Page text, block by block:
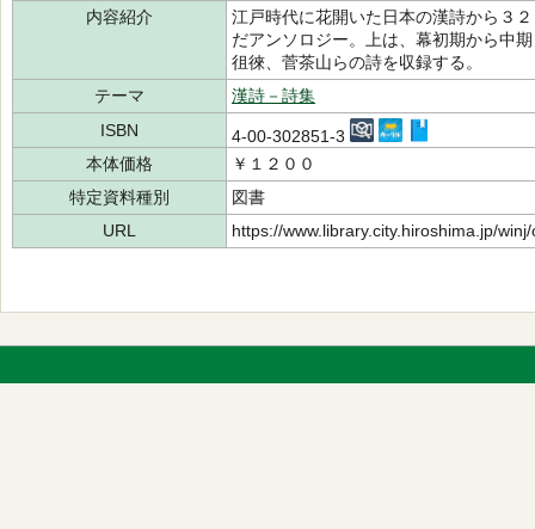
内容紹介
江戸時代に花開いた日本の漢詩から３
だアンソロジー。上は、幕初期から中
徂徠、菅茶山らの詩を収録する。
テーマ
漢詩－詩集
ISBN
4-00-302851-3
本体価格
￥１２００
特定資料種別
図書
URL
https://www.library.city.hiroshima.jp/